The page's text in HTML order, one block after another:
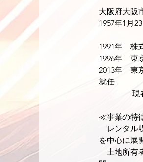
大阪府大阪
1957年1月
1991年　株
1996年　東
2013年　東
就任
現在
≪事業の特
レンタル
を中心に展
土地所有